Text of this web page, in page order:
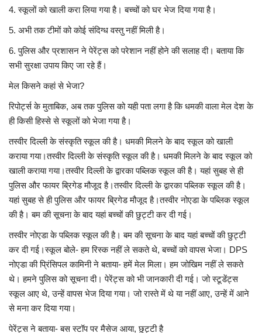
4. स्कूलों को खाली करा लिया गया है। बच्चों को घर भेज दिया गया है।
5. अभी तक टीमों को कोई संदिग्ध वस्तु नहीं मिली है।
6. पुलिस और प्रशासन ने पेरेंट्स को परेशान नहीं होने की सलाह दी। बताया कि
सभी सुरक्षा उपाय किए जा रहे हैं।
मेल किसने कहां से भेजा?
रिपोर्ट्स के मुताबिक, अब तक पुलिस को यही पता लगा है कि धमकी वाला मेल देश के
ही किसी हिस्से से स्कूलों को भेजा गया है।
तस्वीर दिल्ली के संस्कृति स्कूल की है। धमकी मिलने के बाद स्कूल को खाली
कराया गया।तस्वीर दिल्ली के संस्कृति स्कूल की है। धमकी मिलने के बाद स्कूल को
खाली कराया गया।तस्वीर दिल्ली के द्वारका पब्लिक स्कूल की है। यहां सुबह से ही
पुलिस और फायर ब्रिगेड मौजूद है।तस्वीर दिल्ली के द्वारका पब्लिक स्कूल की है।
यहां सुबह से ही पुलिस और फायर ब्रिगेड मौजूद है।तस्वीर नोएडा के पब्लिक स्कूल
की है। बम की सूचना के बाद यहां बच्चों की छुट्टी कर दी गई।
तस्वीर नोएडा के पब्लिक स्कूल की है। बम की सूचना के बाद यहां बच्चों की छुट्टी
कर दी गई।स्कूल बोले- हम रिस्क नहीं ले सकते थे, बच्चों को वापस भेजा। DPS
नोएडा की प्रिंसिपल कामिनी ने बताया- हमें मेल मिला। हम जोखिम नहीं ले सकते
थे। हमने पुलिस को सूचना दी। पेरेंट्स को भी जानकारी दी गई। जो स्टूडेंट्स
स्कूल आए थे, उन्हें वापस भेज दिया गया। जो रास्ते में थे या नहीं आए, उन्हें में आने
से मना कर दिया गया।
पेरेंट्स ने बताया- बस स्टॉप पर मैसेज आया, छुट्टी है